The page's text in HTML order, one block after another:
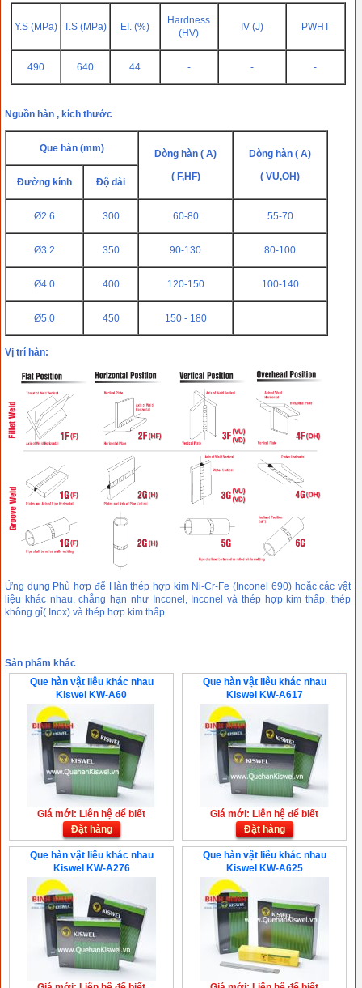
Y.S (MPa) T.S (MPa) EI. (%)
Hardness
(HV)
IV (J) PWHT
490 640 44 - - -
Nguồn hàn , kích thước
Que hàn (mm)
Dòng hàn ( A)
( F,HF)
Dòng hàn ( A)
( VU,OH)
Đường kính Độ dài
Ø2.6 300 60-80 55-70
Ø3.2 350 90-130 80-100
Ø4.0 400 120-150 100-140
Ø5.0 450 150 - 180
Vị trí hàn:
Ứng dụng Phù hơp để Hàn thép hợp kim Ni-Cr-Fe (Inconel 690) hoặc các vật
liệu khác nhau, chẳng hạn như Inconel, Inconel và thép hợp kim thấp, thép
không gỉ( Inox) và thép hợp kim thấp
Sản phẩm khác
Que hàn vật liêu khác nhau
Kiswel KW-A60
Giá mới: Liên hệ để biết
Đặt hàng
Que hàn vật liêu khác nhau
Kiswel KW-A617
Giá mới: Liên hệ để biết
Đặt hàng
Que hàn vật liêu khác nhau
Kiswel KW-A276
Que hàn vật liêu khác nhau
Kiswel KW-A625